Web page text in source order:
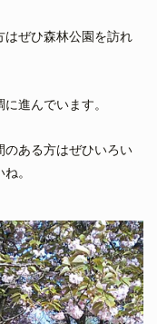
はぜひ森林公園を訪れ
進んでいます。
のある方はぜひいろい
。